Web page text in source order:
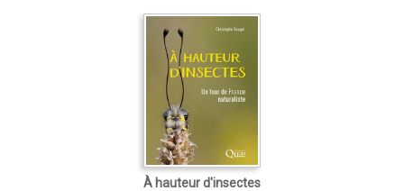
À hauteur d'insectes